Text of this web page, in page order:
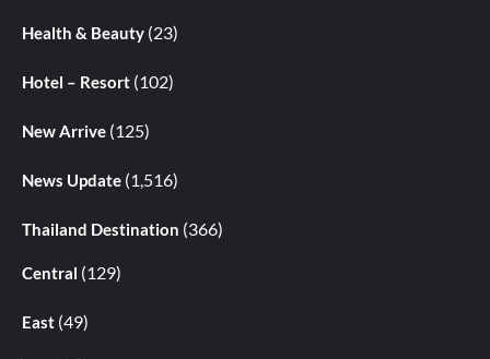
Health & Beauty (23)
Hotel – Resort (102)
New Arrive (125)
News Update (1,516)
Thailand Destination (366)
Central (129)
East (49)